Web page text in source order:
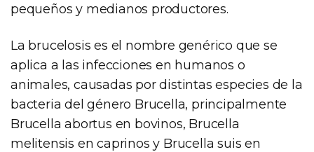
pequeños y medianos productores.
La brucelosis es el nombre genérico que se
aplica a las infecciones en humanos o
animales, causadas por distintas especies de la
bacteria del género Brucella, principalmente
Brucella abortus en bovinos, Brucella
melitensis en caprinos y Brucella suis en